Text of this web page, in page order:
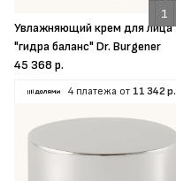
Увлажняющий крем для лица
"гидра баланс" Dr. Burgener
45 368 р.
4 платежа от 11 342 р.